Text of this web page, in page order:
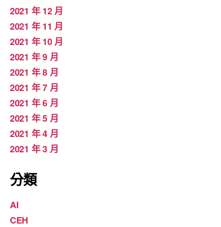
2021 年 12 月
2021 年 11 月
2021 年 10 月
2021 年 9 月
2021 年 8 月
2021 年 7 月
2021 年 6 月
2021 年 5 月
2021 年 4 月
2021 年 3 月
分類
AI
CEH